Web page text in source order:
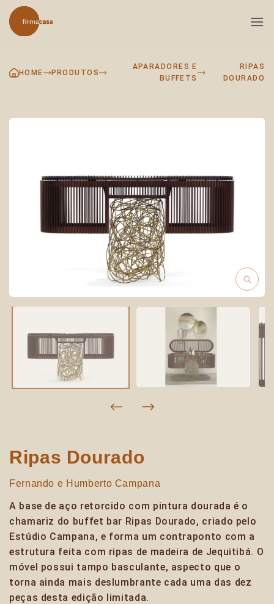
Skip
to
content
HOME PRODUTOS
APARADORES E
BUFFETS
RIPAS
DOURADO
Ripas Dourado
Fernando e Humberto Campana
A base de aço retorcido com pintura dourada é o
chamariz do buffet bar Ripas Dourado, criado pelo
Estúdio Campana, e forma um contraponto com a
estrutura feita com ripas de madeira de Jequitibá. O
móvel possui tampo basculante, aspecto que o
torna ainda mais deslumbrante cada uma das dez
peças desta edição limitada.